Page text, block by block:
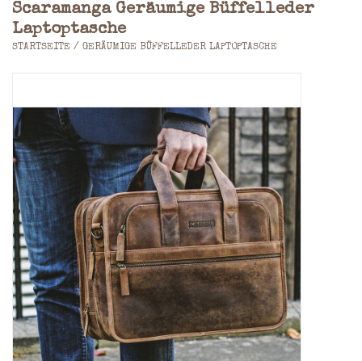
Rucksäcke
Taschen
Accessoires
Marken
Scaramanga Geräumige Büffelleder
Laptoptasche
STARTSEITE / GERÄUMIGE BÜFFELLEDER LAPTOPTASCHE